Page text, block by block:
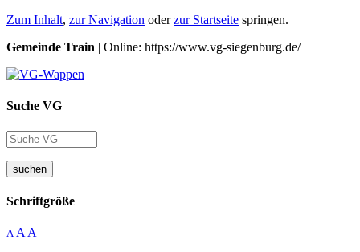
Zum Inhalt, zur Navigation oderzur Startseite springen.
Gemeinde Train | Online: https://www.vg-siegenburg.de/
Suche VG
suchen
Schriftgröße
A A A